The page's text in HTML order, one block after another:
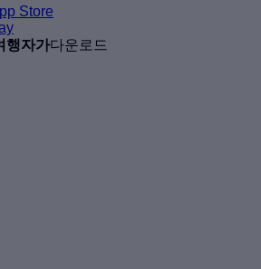
행자가다운로드